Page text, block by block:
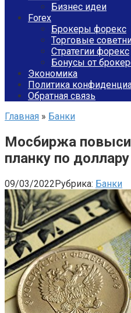
Бизнес идеи
Forex
Брокеры форекс
Торговые
Стратегии форекс
Бонусы от
Экономика
Политика
Обратная связь
Главная » Банки
Мосбиржа
планку по
09/03/2022Рубрика: Банки